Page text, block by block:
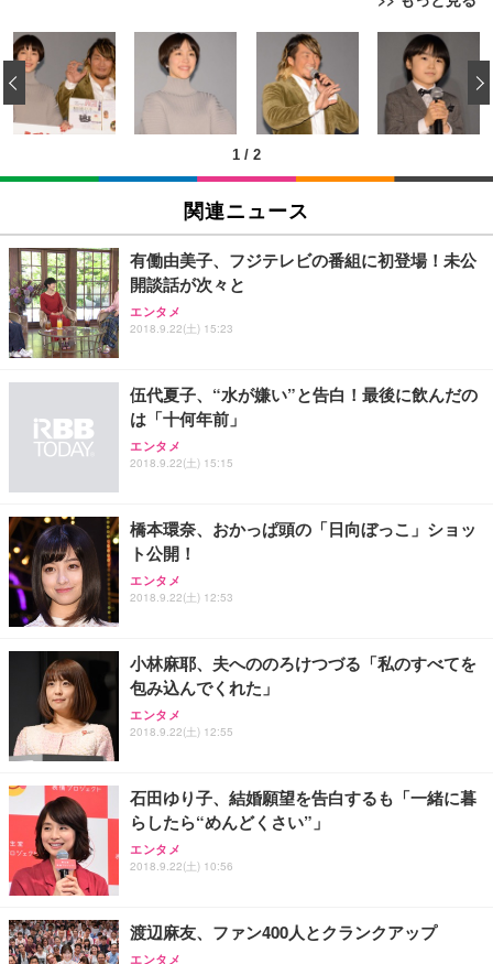
[EdoErgo] オフィスチェア 椅子 テレワーク 疲れな
い 跳ね上げ式アームレスト コンパクト 約105度ロッ
キング pc 事務椅子 360度回転 座面昇降 強化ナイロ
ン樹脂ベース 通気性メッシュ 在宅ワーク H-WY01
(黒網+黒枠+黒足)
￥5,699
SIHOO B100 オフィスチェア／デスクチェア メッシ
ュチェア 人間工学 疲れない ブラック
￥27,999
Sezlife オフィスチェア デスクチェア 疲れない テレ
ワーク チェア 強化バックレスト 30度ロッキング機
能 人間工学 椅子 腰サポート 90度跳ね上げ式アーム
ョン PCチェア 通気性メッシュ ゲーミング/勉強/事
務用 おしゃれ パソコンチェア (ブラック)
Sezlife オフィスチェア デスクチェア 疲れない テレ
ワーク チェア 強化バックレスト 30度ロッキング機
能 人間工学 椅子 腰サポート 90度跳ね上げ式アーム
務用 おしゃれ パソコンチェア (ホワイト)
ANDWINT オフィスチェア デスクチェア 肘なし メ
ッシュ 通気性 ランバーサポート付き 腰サポート ガ
ス圧無段階昇降 360度回転 キャスター付き コンパク
EIZO ビジネス向けプレミアムモニター | FlexScan
EV3240X-WT | 31.5型4K UHD・USB Type-C・ホワ
￥105,595
EIZO ビジネス向けプレミアムモニター | FlexScan
￥109,572
【純正品】27"ゲーミングモニター DualSense 充電
フック付き（CFI-ZDM1J）
【整備済み品】Dell E2724HS 27インチ 液晶モニタ
ー フルHD（1920×1080）VA 非光沢 HDMI/DisplayP
ort/VGA スピーカー内蔵 高さ調整 スイベル VESA対
【MiniLED/24.5inch/280Hz/FHD】GRAPHT THE S
HOOTER Gaming Monitor 24” Essential ゲーミン
グモニター QD 24.5インチ 1ms FHD 量子ドット 残
Amazonベーシック ペットシーツ 薄型 レギュラー 1
回使い捨て 無香料 ホワイト 300枚
Amazonベーシック ペットシーツ 厚型 ワイド 42枚
x2袋(84枚) ホワイト(吸収面:ライトブルー)
￥3,234
ネオ・ルーライフ ネオ・オムツ L 中型犬用 26枚入
り 単品
Smart Basic(スマートベーシック) 【Amazon.co.jp
限定】 Smart Basic アイリスオーヤマ ペットシーツ
超厚型 お徳用 ワイド 100枚入 (x 1) (ケース販売)
アイリスオーヤマ ペットシーツ 超厚型 お徳用 レギ
ュラー 200枚入【Amazon.co.jp限定】
1 / 2
‹
関連ニュース
有働由美子、フジテレビの番組に初登場！未公
開談話が次々と
エンタメ
2018.9.22(土) 15:23
伍代夏子、“水が嫌い”と告白！最後に飲んだの
は「十何年前」
エンタメ
2018.9.22(土) 15:15
橋本環奈、おかっぱ頭の「日向ぼっこ」ショッ
ト公開！
エンタメ
2018.9.22(土) 12:53
小林麻耶、夫へののろけつづる「私のすべてを
包み込んでくれた」
エンタメ
2018.9.22(土) 12:55
石田ゆり子、結婚願望を告白するも「一緒に暮
らしたら“めんどくさい”」
エンタメ
2018.9.22(土) 10:56
渡辺麻友、ファン400人とクランクアップ
エンタメ